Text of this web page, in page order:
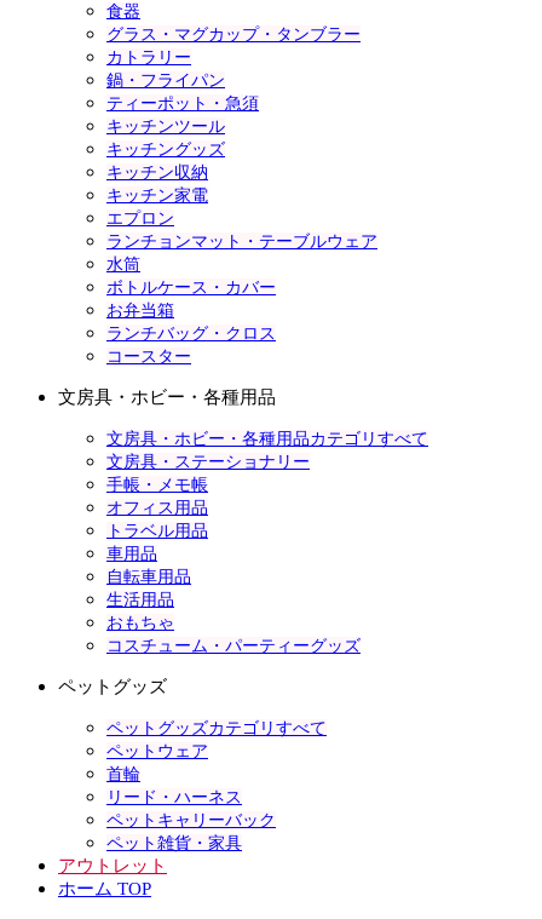
食器
グラス・マグカップ・タンブラー
カトラリー
鍋・フライパン
ティーポット・急須
キッチンツール
キッチングッズ
キッチン収納
キッチン家電
エプロン
ランチョンマット・テーブルウェア
水筒
ボトルケース・カバー
お弁当箱
ランチバッグ・クロス
コースター
文房具・ホビー・各種用品
文房具・ホビー・各種用品カテゴリすべて
文房具・ステーショナリー
手帳・メモ帳
オフィス用品
トラベル用品
車用品
自転車用品
生活用品
おもちゃ
コスチューム・パーティーグッズ
ペットグッズ
ペットグッズカテゴリすべて
ペットウェア
首輪
リード・ハーネス
ペットキャリーバック
ペット雑貨・家具
アウトレット
ホーム TOP